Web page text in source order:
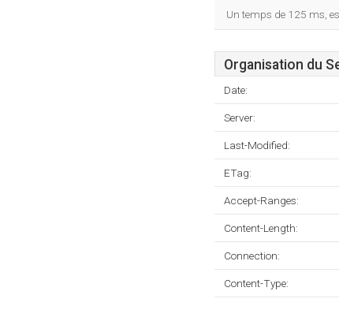
Un temps de 125 ms,
Organisation du
Date:
Server:
Last-Modified:
ETag:
Accept-Ranges:
Content-Length:
Connection:
Content-Type: